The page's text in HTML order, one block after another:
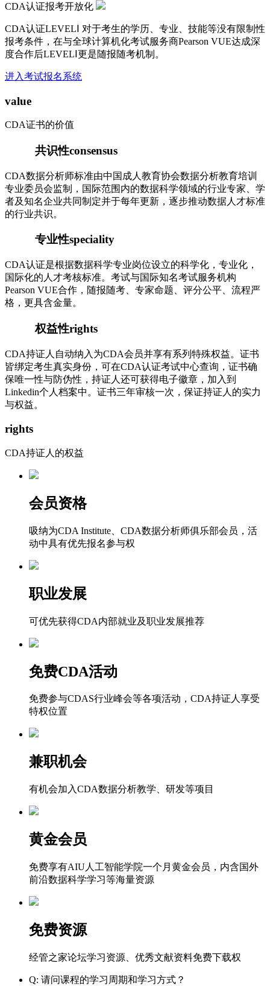
CDA认证报考开放化
CDA认证LEVELⅠ 对于考生的学历、专业、技能等没有限制性
报考条件，在与全球计算机化考试服务商Pearson VUE达成深
度合作后LEVELⅠ更是随报随考机制。
进入考试报名系统
value
CDA证书的价值
共识性consensus
CDA数据分析师标准由中国成人教育协会数据分析教育培训
专业委员会监制，国际范围内的数据科学领域的行业专家、学
者及知名企业共同制定并于每年更新，逐步推动数据人才标准
的行业共识。
专业性speciality
CDA认证是根据数据科学专业岗位设立的科学化，专业化，
国际化的人才考核标准。考试与国际知名考试服务机构
Pearson VUE合作，随报随考、专家命题、评分公平、流程严
格，更具含金量。
权益性rights
CDA持证人自动纳入为CDA会员并享有系列特殊权益。证书
皆绑定考生真实身份，可在CDA认证考试中心查询，证书确
保唯一性与防伪性，持证人还可获得电子徽章，加入到
Linkedin个人档案中。证书三年审核一次，保证持证人的实力
与权益。
rights
CDA持证人的权益
会员资格
吸纳为CDA Institute、CDA数据分析师俱乐部会员，活
动中具有优先报名参与权
职业发展
可优先获得CDA内部就业及职业发展推荐
免费CDA活动
免费参与CDAS行业峰会等各项活动，CDA持证人享受
特权位置
兼职机会
有机会加入CDA数据分析教学、研发等项目
黄金会员
免费享有AIU人工智能学院一个月黄金会员，内含国外
前沿数据科学学习等海量资源
免费资源
经管之家论坛学习资源、优秀文献资料免费下载权
Q: 请问课程的学习周期和学习方式？